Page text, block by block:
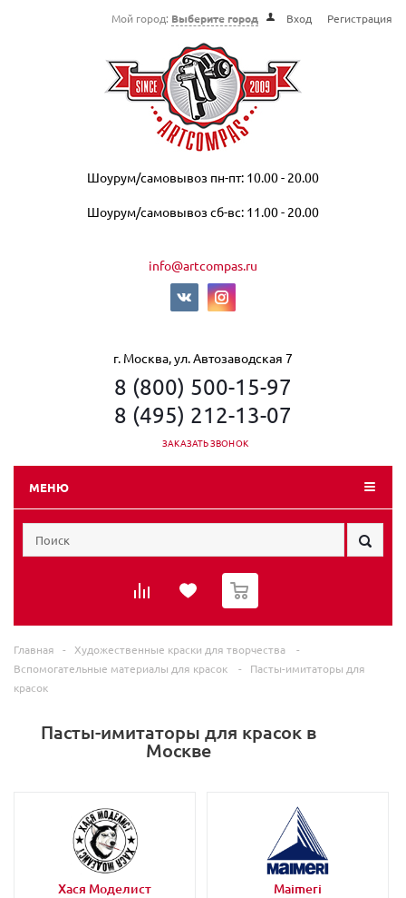
Мой город: Выберите город Вход Регистрация
Шоурум/самовывоз пн-пт: 10.00 - 20.00
Шоурум/самовывоз сб-вс: 11.00 - 20.00
info@artcompas.ru
г. Москва, ул. Автозаводская 7
8 (800) 500-15-97
8 (495) 212-13-07
ЗАКАЗАТЬ ЗВОНОК
МЕНЮ
0
Главная - Художественные краски для творчества
-
Вспомогательные материалы для красок
-
Пасты-имитаторы для
красок
Пасты-имитаторы для красок в
Москве
Хася Моделист Maimeri